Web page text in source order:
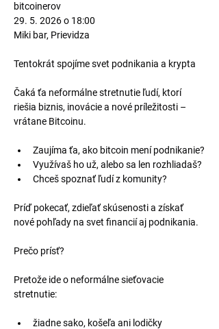
bitcoinerov
29. 5. 2026 o 18:00
Miki bar, Prievidza
Tentokrát spojíme svet podnikania a krypta
Čaká ťa neformálne stretnutie ľudí, ktorí
riešia biznis, inovácie a nové príležitosti –
vrátane Bitcoinu.
Zaujíma ťa, ako bitcoin mení podnikanie?
Využívaš ho už, alebo sa len rozhliadaš?
Chceš spoznať ľudí z komunity?
Príď pokecať, zdieľať skúsenosti a získať
nové pohľady na svet financií aj podnikania.
Prečo prísť?
Pretože ide o neformálne sieťovacie
stretnutie:
žiadne sako, košeľa ani lodičky